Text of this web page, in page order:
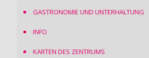
GASTRONOMIE UND UNTERHALTUNG
INFO
KARTEN DES ZENTRUMS